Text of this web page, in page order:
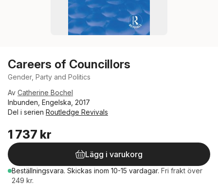
Careers of Councillors
Gender, Party and Politics
Av Catherine Bochel
Inbunden, Engelska, 2017
Del i serien Routledge Revivals
1 737 kr
Lägg i varukorg
Beställningsvara. Skickas inom 10-15 vardagar. Fri frakt över
249 kr.